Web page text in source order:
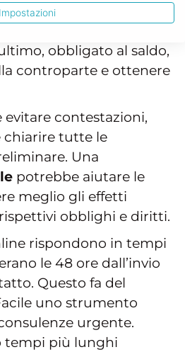
Rivolgersi al
obbligato al saldo,
controparte e ottenere
evitare contestazioni,
chiarire tutte le
Una
potrebbe aiutare le
meglio gli effetti
obblighi e diritti.
rispondono in tempi
le 48 ore dall’invio
Questo fa del
uno strumento
urgente.
tempi più lunghi
Impostazioni